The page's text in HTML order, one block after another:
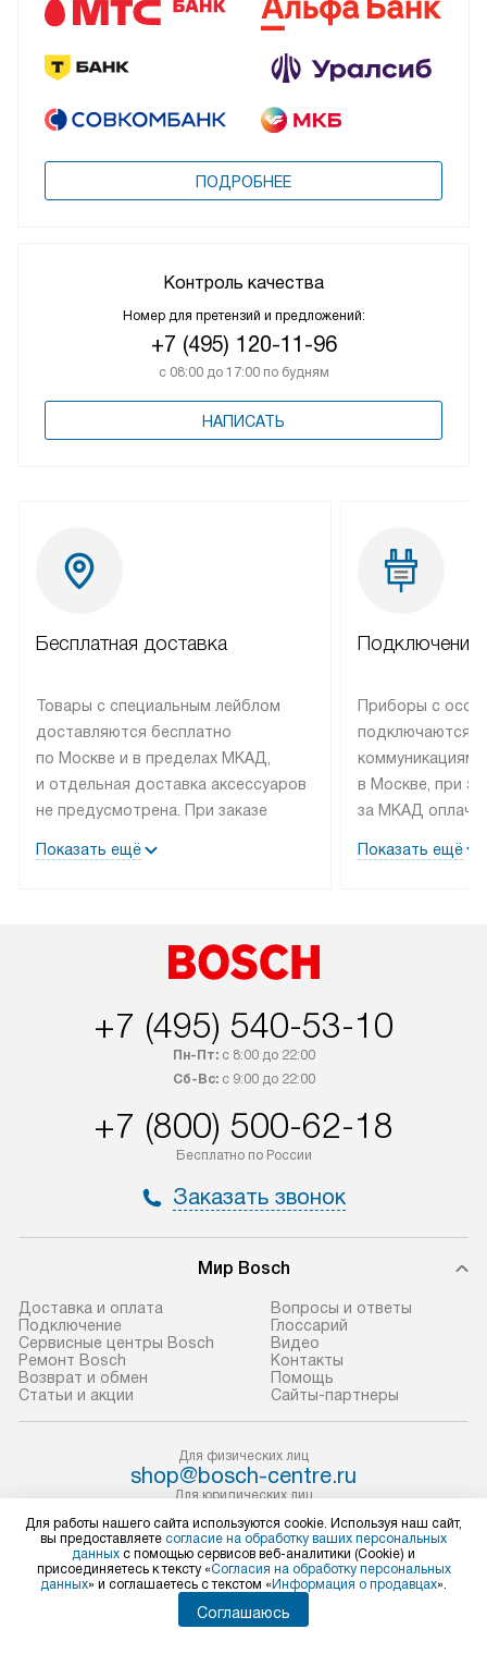
ПОДРОБНЕЕ
Контроль качества
Номер для претензий и предложений:
+7 (495) 120-11-96
с 08:00 до 17:00 по будням
НАПИСАТЬ
Бесплатная доставка
Товары с специальным лейблом
доставляются бесплатно
по Москве и в пределах МКАД,
и отдельная доставка аксессуаров
не предусмотрена. При заказе
рекомендуем обсудить
со статусом «В наличии» могут
быть отправлены покупателю
интересен товар «Под заказ»,
обсудите возможность его
приобретения с менеджером сайта.
доставляются бесплатно
по Москве в пределах МКАД,
не предусмотрена.
доставки доставит упакованный
прибор до двери или прихожей.
Если необходимо переместить
прибор до места установки,
пожалуйста, предварительно
уточните это с менеджером.
дополнительная плата. Важно
учитывать, что если размеры
через дверной проем, сотрудники
транспортной службы не могут
демонтировать дверцы, ручки или
другие выступающие элементы, так
Показать ещё
Подключение
Приборы с
подключаются к
коммуникациям
в Москве, при
за МКАД
партнера
по монтажу
материалы.
установленной
разблокировку
соединение
монтаж техники
Показать ещё
+7 (495) 540-53-10
Пн-Пт:с 8:00 до 22:00
Сб-Вс:с 9:00 до 22:00
+7 (800) 500-62-18
Бесплатно по России
Заказать звонок
Мир Bosch
Доставка и оплата
Подключение
Сервисные центры Bosch
Ремонт Bosch
Возврат и обмен
Статьи и акции
Вопросы и ответы
Глоссарий
Видео
Контакты
Помощь
Сайты-партнеры
Для физических лиц
shop@bosch-centre.ru
Для юридических лиц
business@kvalitet.company
НАПИСАТЬ РУКОВОДСТВУ
Политика конфиденциальности
Для работы нашего сайта используются cookie. Используя наш сайт,
вы предоставляете согласие на обработку ваших персональных
данных с помощью сервисов веб-аналитики (Cookie) и
присоединяетесь к тексту «Согласия на обработку персональных
данных» и соглашаетесь с текстом « Информация о продавцах».
Соглашаюсь